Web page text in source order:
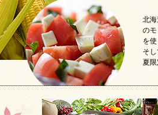
北
の
を
そ
夏